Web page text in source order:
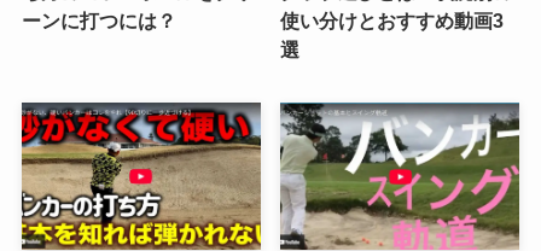
ーンに打つには？
使い分けとおすすめ動画3
選